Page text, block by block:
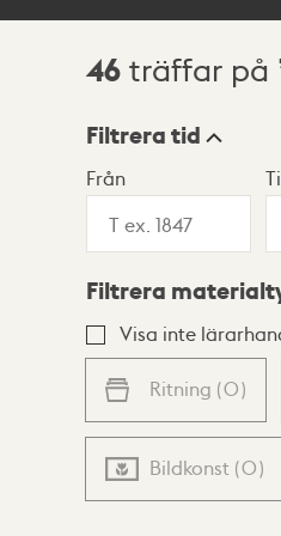
Sökresultat
46 träffar på
Visningsläge
Lista Karta
Filtrera tid
Från
Filtrera
Visa inte
Ritning (0)
Bildkonst (0)